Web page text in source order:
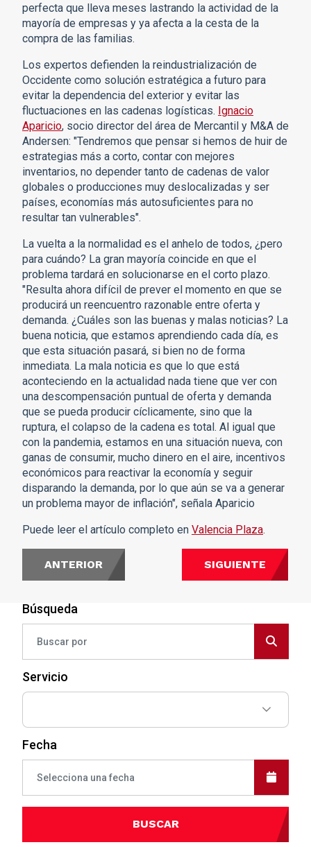
Búsqueda
Servicio
Fecha
BUSCAR
perfecta que lleva meses lastrando la actividad de la
mayoría de empresas y ya afecta a la cesta de la
compra de las familias.
Los expertos defienden la reindustrialización de
Occidente como solución estratégica a futuro para
evitar la dependencia del exterior y evitar las
fluctuaciones en las cadenas logísticas. Ignacio
Aparicio, socio director del área de Mercantil y M&A de
Andersen: "Tendremos que pensar si hemos de huir de
estrategias más a corto, contar con mejores
inventarios, no depender tanto de cadenas de valor
globales o producciones muy deslocalizadas y ser
países, economías más autosuficientes para no
resultar tan vulnerables".
La vuelta a la normalidad es el anhelo de todos, ¿pero
para cuándo? La gran mayoría coincide en que el
problema tardará en solucionarse en el corto plazo.
"Resulta ahora difícil de prever el momento en que se
producirá un reencuentro razonable entre oferta y
demanda. ¿Cuáles son las buenas y malas noticias? La
buena noticia, que estamos aprendiendo cada día, es
que esta situación pasará, si bien no de forma
inmediata. La mala noticia es que lo que está
aconteciendo en la actualidad nada tiene que ver con
una descompensación puntual de oferta y demanda
que se pueda producir cíclicamente, sino que la
ruptura, el colapso de la cadena es total. Al igual que
con la pandemia, estamos en una situación nueva, con
ganas de consumir, mucho dinero en el aire, incentivos
económicos para reactivar la economía y seguir
disparando la demanda, por lo que aún se va a generar
un problema mayor de inflación", señala Aparicio
Puede leer el artículo completo en Valencia Plaza.
ANTERIOR SIGUIENTE